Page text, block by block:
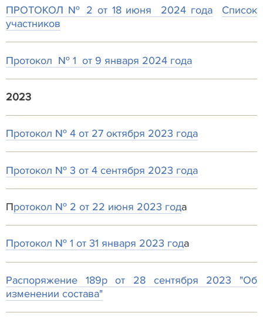
ПРОТОКОЛ № 2 от 18 июня 2024 года
Список
участников
Протокол № 1 от 9 января 2024 года
2023
Протокол № 4 от 27 октября 2023 года
Протокол № 3 от 4 сентября 2023 года
Протокол № 2 от 22 июня 2023 года
Протокол № 1 от 31 января 2023 года
Распоряжение 189р от 28 сентября 2023 "Об
изменении состава"